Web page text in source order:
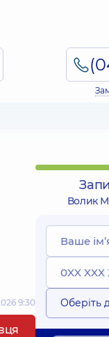
9:30
Волик
Оберіть